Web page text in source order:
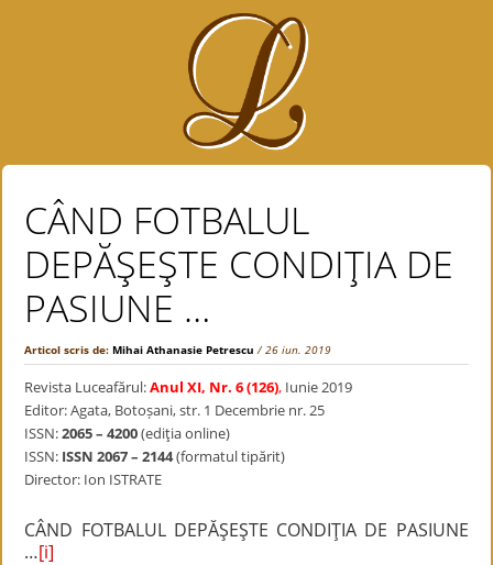
CÂND FOTBALUL
DEPӐŞEŞTE CONDIŢIA DE
PASIUNE …
Articol scris de:Mihai Athanasie Petrescu / 26 iun. 2019
Revista Luceafărul:Anul XI, Nr. 6 (126), Iunie 2019
Editor: Agata, Botoșani, str. 1 Decembrie nr. 25
ISSN:2065 – 4200(ediţia online)
ISSN: ISSN 2067 – 2144(formatul tipărit)
Director: Ion ISTRATE
CÂND FOTBALUL DEPĂŞEŞTE CONDIŢIA DE PASIUNE
…[i]